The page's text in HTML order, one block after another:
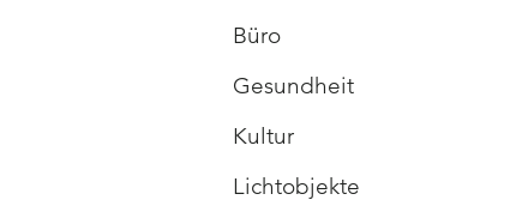
Büro
Gesundheit
Kultur
Lichtobjekte